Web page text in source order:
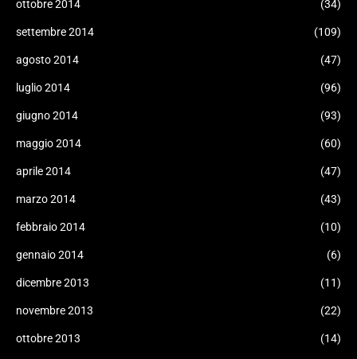
ottobre 2014 (34)
settembre 2014 (109)
agosto 2014 (47)
luglio 2014 (96)
giugno 2014 (93)
maggio 2014 (60)
aprile 2014 (47)
marzo 2014 (43)
febbraio 2014 (10)
gennaio 2014 (6)
dicembre 2013 (11)
novembre 2013 (22)
ottobre 2013 (14)